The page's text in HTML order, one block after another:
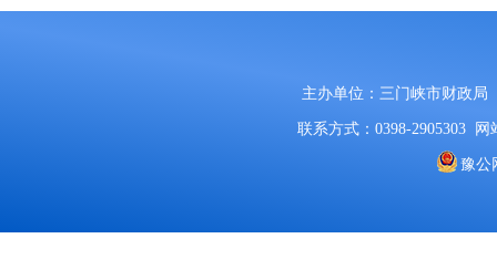
三、市直领证地点：
909办
咨询电话：
主办单位：三门峡市财政局
联系方式：0398-2905303 网
豫公